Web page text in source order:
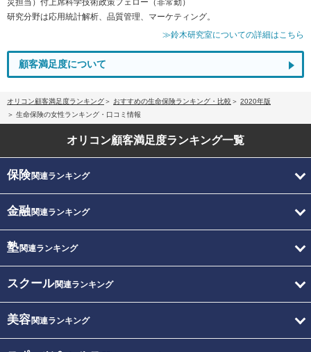
研究分野は応用統計解析、品質管理、マーケティング。
≫鈴木研究室についての詳細はこちら
顧客満足度について
オリコン顧客満足度ランキング おすすめの生命保険ランキング・比較
2020年版
生命保険の女性ランキング・口コミ情報
オリコン顧客満足度ランキング一覧
保険関連ランキング
金融関連ランキング
塾関連ランキング
スクール関連ランキング
美容関連ランキング